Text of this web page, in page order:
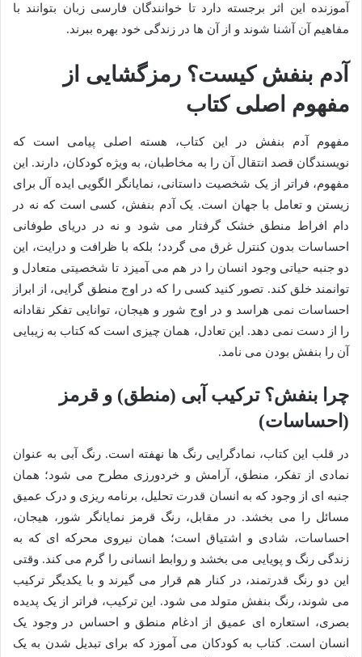
آموزنده این اثر برجسته دارد تا خوانندگان فارسی زبان بتوانند با
مفاهیم آن آشنا شوند و از آن ها در زندگی خود بهره ببرند.
آدم بنفش کیست؟ رمزگشایی از
مفهوم اصلی کتاب
مفهوم آدم بنفش در این کتاب، هسته اصلی پیامی است که
نویسندگان قصد انتقال آن را به مخاطبان، به ویژه کودکان، دارند. این
مفهوم، فراتر از یک شخصیت داستانی، نمایانگر الگویی ایده آل برای
زیستن و تعامل با جهان است. یک آدم بنفش، کسی است که نه در
دام افراط منطق خشک گرفتار می شود و نه در دریای طوفانی
احساسات بدون کنترل غرق می گردد؛ بلکه با ظرافت و درایت، این
دو جنبه حیاتی وجود انسان را در هم می آمیزد تا شخصیتی متعادل و
توانمند خلق کند. تصور کنید کسی را که در اوج منطق گرایی، از ابراز
احساسات نمی هراسد و در اوج شور و هیجان، توانایی تفکر نقادانه
را از دست نمی دهد. این تعادل، همان چیزی است که کتاب به زیبایی
آن را بنفش بودن می نامد.
چرا بنفش؟ ترکیب آبی (منطق) و قرمز
(احساسات)
در قلب این کتاب، نمادگرایی رنگ ها نهفته است. رنگ آبی به عنوان
نمادی از تفکر، منطق، آرامش و خردورزی مطرح می شود؛ همان
جنبه ای از وجود که به انسان قدرت تحلیل، برنامه ریزی و درک عمیق
مسائل را می بخشد. در مقابل، رنگ قرمز نمایانگر شور، هیجان،
احساسات، شادی و اشتیاق است؛ همان نیروی محرکه ای که به
زندگی رنگ و پویایی می بخشد و روابط انسانی را گرم می کند. وقتی
این دو رنگ قدرتمند، در کنار هم قرار می گیرند و با یکدیگر ترکیب
می شوند، رنگ بنفش متولد می شود. این ترکیب، فراتر از یک پدیده
بصری، استعاره ای عمیق از ادغام منطق و احساس در وجود یک
انسان است. کتاب به کودکان می آموزد که برای تبدیل شدن به یک